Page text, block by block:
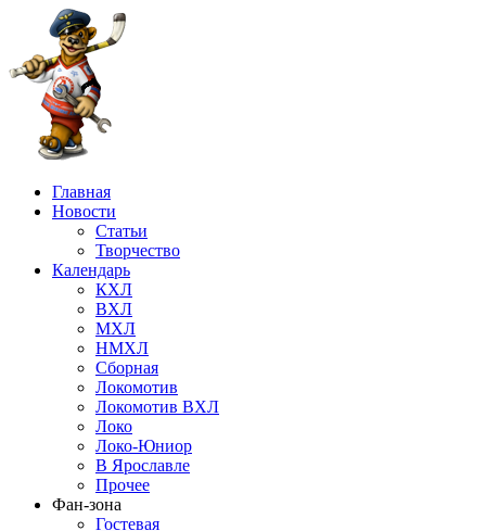
Главная
Новости
Статьи
Творчество
Календарь
КХЛ
ВХЛ
МХЛ
НМХЛ
Сборная
Локомотив
Локомотив ВХЛ
Локо
Локо-Юниор
В Ярославле
Прочее
Фан-зона
Гостевая